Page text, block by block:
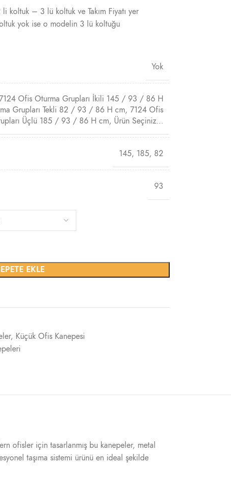
koltuk – 3 lü koltuk ve Takım Fiyatı yer
yok ise o modelin 3 lü koltuğu
Yok
Ofis Oturma Grupları İkili 145 / 93 / 86 H
Grupları Tekli 82 / 93 / 86 H cm, 7124 Ofis
Üçlü 185 / 93 / 86 H cm, Ürün Seçiniz…
145, 185, 82
93
EKLE
, Küçük Ofis Kanepesi
ofisler için tasarlanmış bu kanepeler, metal
taşıma sistemi ürünü en ideal şekilde